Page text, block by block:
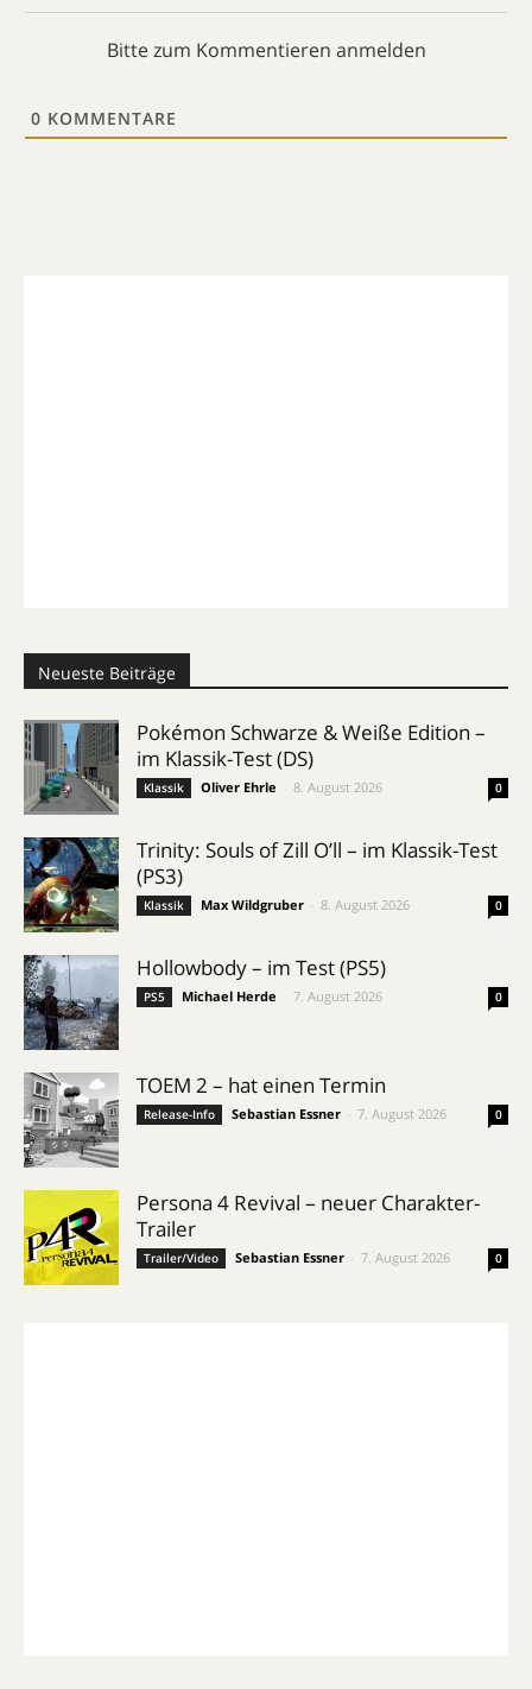
Bitte zum Kommentieren anmelden
0 KOMMENTARE
Neueste Beiträge
Pokémon Schwarze & Weiße Edition –
im Klassik-Test (DS)
Klassik Oliver Ehrle 8. August 2026 0
Trinity: Souls of Zill O’ll – im Klassik-Test
(PS3)
Klassik Max Wildgruber 8. August 2026 0
Hollowbody – im Test (PS5)
PS5 Michael Herde 7. August 2026 0
TOEM 2 – hat einen Termin
Release-Info Sebastian Essner 7. August 2026 0
Persona 4 Revival – neuer Charakter-
Trailer
Trailer/Video Sebastian Essner 7. August 2026 0